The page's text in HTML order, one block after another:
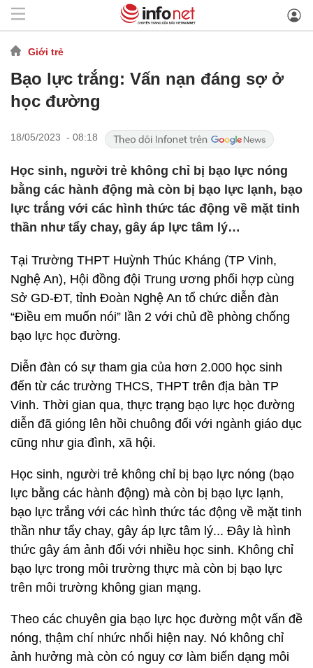
Giới trẻ
Bạo lực trắng: Vấn nạn đáng sợ ở
học đường
18/05/2023 - 08:18
Học sinh, người trẻ không chỉ bị bạo lực nóng
bằng các hành động mà còn bị bạo lực lạnh, bạo
lực trắng với các hình thức tác động về mặt tinh
thần như tẩy chay, gây áp lực tâm lý…
Tại Trường THPT Huỳnh Thúc Kháng (TP Vinh,
Nghệ An), Hội đồng đội Trung ương phối hợp cùng
Sở GD-ĐT, tỉnh Đoàn Nghệ An tổ chức diễn đàn
“Điều em muốn nói” lần 2 với chủ đề phòng chống
bạo lực học đường.
Diễn đàn có sự tham gia của hơn 2.000 học sinh
đến từ các trường THCS, THPT trên địa bàn TP
Vinh. Thời gian qua, thực trạng bạo lực học đường
diễn đã gióng lên hồi chuông đối với ngành giáo dục
cũng như gia đình, xã hội.
Học sinh, người trẻ không chỉ bị bạo lực nóng (bạo
lực bằng các hành động) mà còn bị bạo lực lạnh,
bạo lực trắng với các hình thức tác động về mặt tinh
thần như tẩy chay, gây áp lực tâm lý... Đây là hình
thức gây ám ảnh đối với nhiều học sinh. Không chỉ
bạo lực trong môi trường thực mà còn bị bạo lực
trên môi trường không gian mạng.
Theo các chuyên gia bạo lực học đường một vấn đề
nóng, thậm chí nhức nhối hiện nay. Nó không chỉ
ảnh hưởng mà còn có nguy cơ làm biến dạng môi